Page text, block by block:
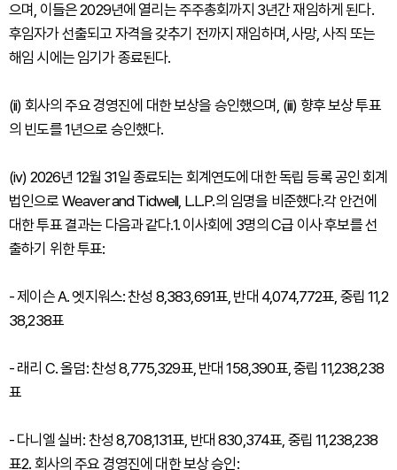
으며, 이들은 2029년에 열리는 주주총회까지 3년간 재임하게 된다.
후임자가 선출되고 자격을 갖추기 전까지 재임하며, 사망, 사직 또는
해임 시에는 임기가 종료된다.
(ii) 회사의 주요 경영진에 대한 보상을 승인했으며, (iii) 향후 보상 투표
의 빈도를 1년으로 승인했다.
(iv) 2026년 12월 31일 종료되는 회계연도에 대한 독립 등록 공인 회계
법인으로 Weaver and Tidwell, L.L.P.의 임명을 비준했다.각 안건에
대한 투표 결과는 다음과 같다.1. 이사회에 3명의 C급 이사 후보를 선
출하기 위한 투표:
- 제이슨 A. 엣지워스: 찬성 8,383,691표, 반대 4,074,772표, 중립 11,2
38,238표
- 래리 C. 올덤: 찬성 8,775,329표, 반대 158,390표, 중립 11,238,238
표
- 다니엘 실버: 찬성 8,708,131표, 반대 830,374표, 중립 11,238,238
표2. 회사의 주요 경영진에 대한 보상 승인: